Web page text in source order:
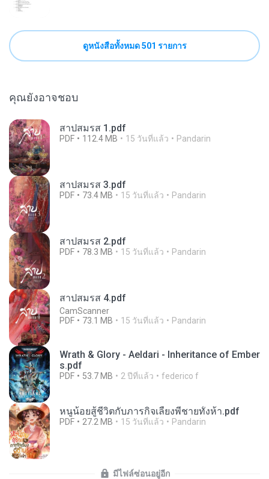
ดูหนังสือทั้งหมด 501 รายการ
คุณยังอาจชอบ
สาปสมรส 1.pdf
PDF 112.4 MB 15 วันที่แล้ว Pandarin
สาปสมรส 3.pdf
PDF 73.4 MB 15 วันที่แล้ว Pandarin
สาปสมรส 2.pdf
PDF 78.3 MB 15 วันที่แล้ว Pandarin
สาปสมรส 4.pdf
CamScanner
PDF
73.1 MB 15 วันที่แล้ว Pandarin
Wrath & Glory - Aeldari - Inheritance of Ember
s.pdf
PDF 53.7 MB 2 ปีที่แล้ว federico f
หนูน้อยสู้ชีวิตกับภารกิจเลี้ยงพี่ชายทั้งห้า.pdf
PDF 27.2 MB 15 วันที่แล้ว Pandarin
มีไฟล์ซ่อนอยู่อีก